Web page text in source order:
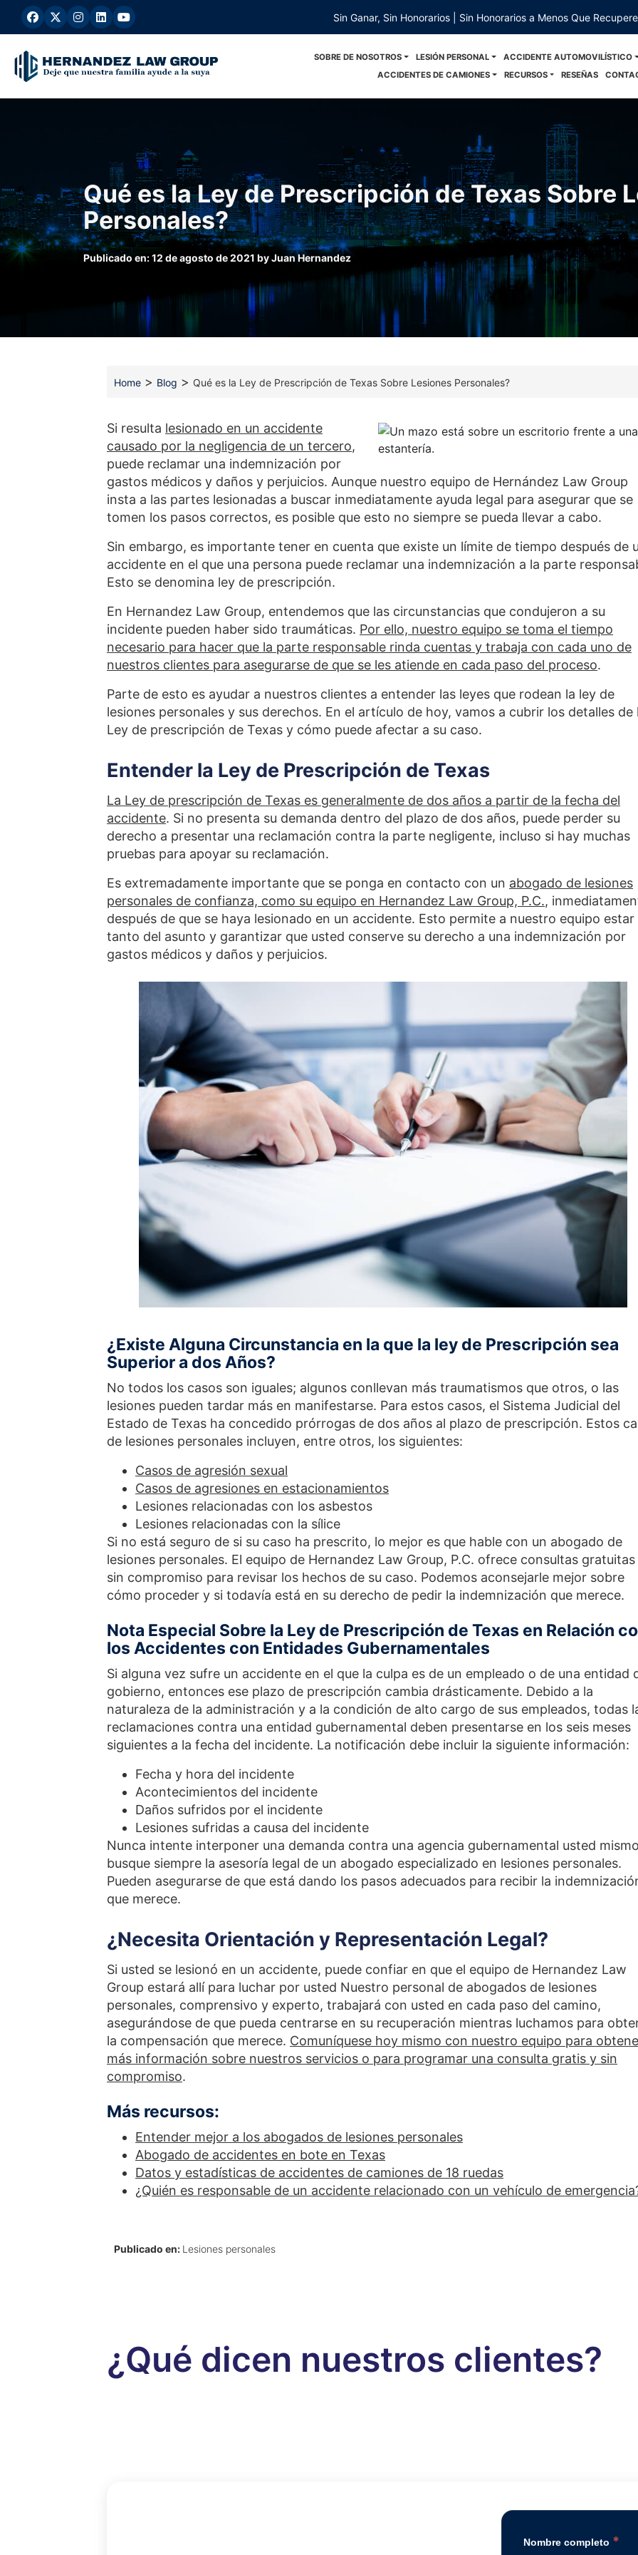
Sin Ganar, Sin Honorarios | Sin Honorarios a Menos Que
SOBRE DE NOSOTROS LESIÓN PERSONAL ACCIDENTE AUTOMOVILÍSTICO
ACCIDENTES DE CAMIONES
RECURSOS RESEÑAS
Qué es la Ley de Prescripción de Texas Sobre
Personales?
Publicado en:12 de agosto de 2021 byJuan Hernandez
Home > Blog > Qué es la Ley de Prescripción de Texas Sobre Lesiones Personales?
Si resulta lesionado en un accidente
causado por la negligencia de un tercero,
puede reclamar una indemnización por
gastos médicos y daños y perjuicios. Aunque nuestro equipo de Hernández Law Group
insta a las partes lesionadas a buscar inmediatamente ayuda legal para asegurar que se
tomen los pasos correctos, es posible que esto no siempre se pueda llevar a cabo.
Sin embargo, es importante tener en cuenta que existe un límite de tiempo después de
accidente en el que una persona puede reclamar una indemnización a la parte
Esto se denomina ley de prescripción.
En Hernandez Law Group, entendemos que las circunstancias que condujeron a su
incidente pueden haber sido traumáticas. Por ello, nuestro equipo se toma el tiempo
necesario para hacer que la parte responsable rinda cuentas y trabaja con cada uno de
nuestros clientes para asegurarse de que se les atiende en cada paso del proceso.
Parte de esto es ayudar a nuestros clientes a entender las leyes que rodean la ley de
lesiones personales y sus derechos. En el artículo de hoy, vamos a cubrir los detalles de
Ley de prescripción de Texas y cómo puede afectar a su caso.
Entender la Ley de Prescripción de Texas
La Ley de prescripción de Texas es generalmente de dos años a partir de la fecha del
accidente. Si no presenta su demanda dentro del plazo de dos años, puede perder su
derecho a presentar una reclamación contra la parte negligente, incluso si hay muchas
pruebas para apoyar su reclamación.
Es extremadamente importante que se ponga en contacto con un abogado de lesiones
personales de confianza, como su equipo en Hernandez Law Group, P.C.,
después de que se haya lesionado en un accidente. Esto permite a nuestro equipo estar
tanto del asunto y garantizar que usted conserve su derecho a una indemnización por
gastos médicos y daños y perjuicios.
¿Existe Alguna Circunstancia en la que la ley de Prescripción sea
Superior a dos Años?
No todos los casos son iguales; algunos conllevan más traumatismos que otros, o las
lesiones pueden tardar más en manifestarse. Para estos casos, el Sistema Judicial del
Estado de Texas ha concedido prórrogas de dos años al plazo de prescripción. Estos
de lesiones personales incluyen, entre otros, los siguientes:
Casos de agresión sexual
Casos de agresiones en estacionamientos
Lesiones relacionadas con los asbestos
Lesiones relacionadas con la sílice
Si no está seguro de si su caso ha prescrito, lo mejor es que hable con un abogado de
lesiones personales. El equipo de Hernandez Law Group, P.C. ofrece consultas gratuitas
sin compromiso para revisar los hechos de su caso. Podemos aconsejarle mejor sobre
cómo proceder y si todavía está en su derecho de pedir la indemnización que merece.
Nota Especial Sobre la Ley de Prescripción de Texas en Relación
los Accidentes con Entidades Gubernamentales
Si alguna vez sufre un accidente en el que la culpa es de un empleado o de una entidad
gobierno, entonces ese plazo de prescripción cambia drásticamente. Debido a la
naturaleza de la administración y a la condición de alto cargo de sus empleados, todas
reclamaciones contra una entidad gubernamental deben presentarse en los seis meses
siguientes a la fecha del incidente. La notificación debe incluir la siguiente información:
Fecha y hora del incidente
Acontecimientos del incidente
Daños sufridos por el incidente
Lesiones sufridas a causa del incidente
Nunca intente interponer una demanda contra una agencia gubernamental usted
busque siempre la asesoría legal de un abogado especializado en lesiones personales.
Pueden asegurarse de que está dando los pasos adecuados para recibir la
que merece.
¿Necesita Orientación y Representación Legal?
Si usted se lesionó en un accidente, puede confiar en que el equipo de Hernandez Law
Group estará allí para luchar por usted Nuestro personal de abogados de lesiones
personales, comprensivo y experto, trabajará con usted en cada paso del camino,
asegurándose de que pueda centrarse en su recuperación mientras luchamos para
la compensación que merece. Comuníquese hoy mismo con nuestro equipo para
más información sobre nuestros servicios o para programar una consulta gratis y sin
compromiso.
Más recursos:
Entender mejor a los abogados de lesiones personales
Abogado de accidentes en bote en Texas
Datos y estadísticas de accidentes de camiones de 18 ruedas
¿Quién es responsable de un accidente relacionado con un vehículo de
Publicado en: Lesiones personales
¿Qué dicen nuestros clientes?
Nombre completo *